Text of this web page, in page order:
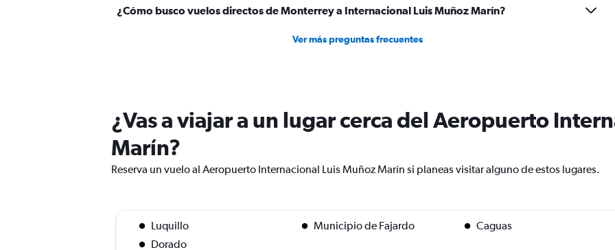
¿Cómo busco vuelos directos de Monterrey a Internacional Luis Muñoz Marín?
Ver más preguntas frecuentes
¿Vas a viajar a un lugar cerca del Aeropuerto
Marín?
Reserva un vuelo al Aeropuerto Internacional Luis Muñoz Marín si planeas visitar alguno de estos lugares.
Luquillo Municipio de Fajardo Caguas
Dorado